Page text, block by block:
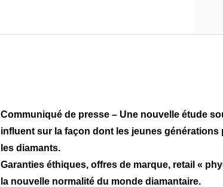
Communiqué de presse – Une nouvelle étude
influent sur la façon dont les jeunes
les diamants.
Garanties éthiques, offres de marque, retail «
la nouvelle normalité du monde diamantaire.